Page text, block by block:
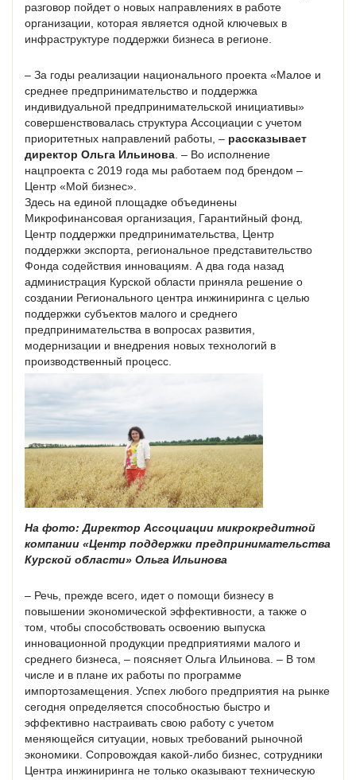
разговор пойдет о новых направлениях в работе
организации, которая является одной ключевых в
инфраструктуре поддержки бизнеса в регионе.
– За годы реализации национального проекта «Малое и
среднее предпринимательство и поддержка
индивидуальной предпринимательской инициативы»
совершенствовалась структура Ассоциации с учетом
приоритетных направлений работы, – рассказывает
директор Ольга Ильинова . – Во исполнение
нацпроекта с 2019 года мы работаем под брендом –
Центр «Мой бизнес».
Здесь на единой площадке объединены
Микрофинансовая организация, Гарантийный фонд,
Центр поддержки предпринимательства, Центр
поддержки экспорта, региональное представительство
Фонда содействия инновациям. А два года назад
администрация Курской области приняла решение о
создании Регионального центра инжиниринга с целью
поддержки субъектов малого и среднего
предпринимательства в вопросах развития,
модернизации и внедрения новых технологий в
производственный процесс.
На фото: Директор Ассоциации микрокредитной
компании «Центр поддержки предпринимательства
Курской области» Ольга Ильинова
– Речь, прежде всего, идет о помощи бизнесу в
повышении экономической эффективности, а также о
том, чтобы способствовать освоению выпуска
инновационной продукции предприятиями малого и
среднего бизнеса, – поясняет Ольга Ильинова. – В том
числе и в плане их работы по программе
импортозамещения. Успех любого предприятия на рынке
сегодня определяется способностью быстро и
эффективно настраивать свою работу с учетом
меняющейся ситуации, новых требований рыночной
экономики. Сопровождая какой-либо бизнес, сотрудники
Центра инжиниринга не только оказывают техническую